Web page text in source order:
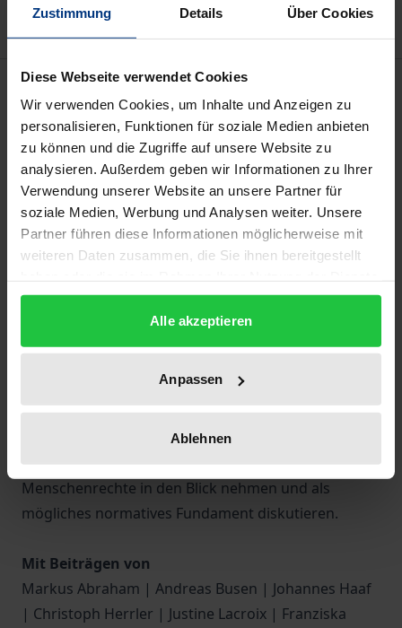
Zustimmung Details Über Cookies
Diese Webseite verwendet Cookies
Wir verwenden Cookies, um Inhalte und Anzeigen zu
personalisieren, Funktionen für soziale Medien anbieten
zu können und die Zugriffe auf unsere Website zu
analysieren. Außerdem geben wir Informationen zu Ihrer
Verwendung unserer Website an unsere Partner für
soziale Medien, Werbung und Analysen weiter. Unsere
Partner führen diese Informationen möglicherweise mit
weiteren Daten zusammen, die Sie ihnen bereitgestellt
gesammelt haben.
Alle akzeptieren
Anpassen
Ablehnen
Beschreibung
Die philosophischen Grundlagen der
Menschenrechte sind so komplex wie weithin
umstritten. Der vorliegende Band, der sich an
Philosoph:innen ebenso an
Politikwissenschaftler:innen und Jurist:innen richtet,
diskutiert, wie die Reflexion auf die Grundlagen der
Menschenrechtsidee und -praxis gerecht werden
Positionen festgefahrene Debatte einer kritischen
Prüfung und wollen ihr neue Impulse verleihen.
Einen Schwerpunkt des Bandes bilden dabei
Positionen, die die sozial-relationen Grundlagen der
Menschenrechte in den Blick nehmen und als
mögliches normatives Fundament diskutieren.
Mit Beiträgen von
Markus Abraham | Andreas Busen | Johannes Haaf
| Christoph Herrler | Justine Lacroix | Franziska